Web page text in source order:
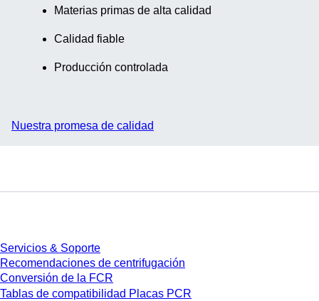
Materias primas de alta calidad
Calidad fiable
Producción controlada
Nuestra promesa de calidad
Servicios & Soporte
Recomendaciones de centrifugación
Conversión de la FCR
Tablas de compatibilidad Placas PCR